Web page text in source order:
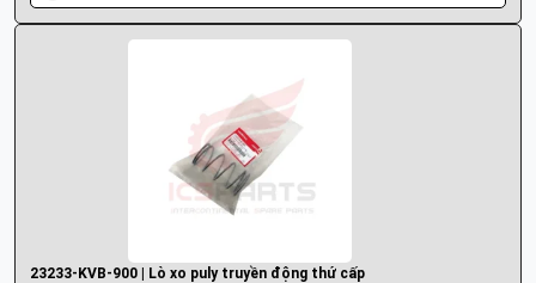
23233-KVB-900 | Lò xo puly truyền động thứ cấp